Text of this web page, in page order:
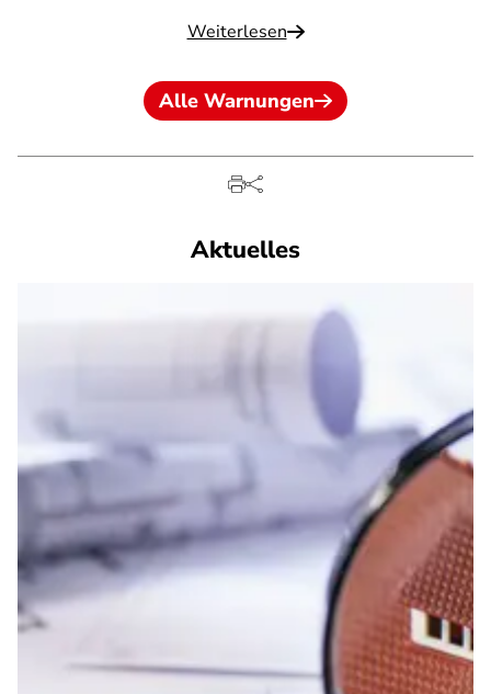
Weiterlesen
Alle Warnungen
Aktuelles